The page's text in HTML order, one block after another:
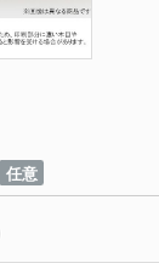
任意